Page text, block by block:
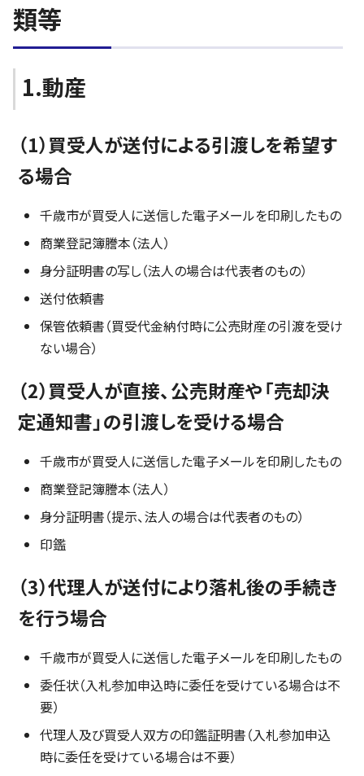
類等
1.動産
（1）買受人が送付による引渡しを希望す
る場合
千歳市が買受人に送信した電子メールを印刷したもの
商業登記簿謄本（法人）
身分証明書の写し（法人の場合は代表者のもの）
送付依頼書
保管依頼書（買受代金納付時に公売財産の引渡を受け
ない場合）
（2）買受人が直接、公売財産や「売却決
定通知書」の引渡しを受ける場合
千歳市が買受人に送信した電子メールを印刷したもの
商業登記簿謄本（法人）
身分証明書（提示、法人の場合は代表者のもの）
印鑑
（3）代理人が送付により落札後の手続き
を行う場合
千歳市が買受人に送信した電子メールを印刷したもの
委任状（入札参加申込時に委任を受けている場合は不
要）
代理人及び買受人双方の印鑑証明書（入札参加申込
時に委任を受けている場合は不要）